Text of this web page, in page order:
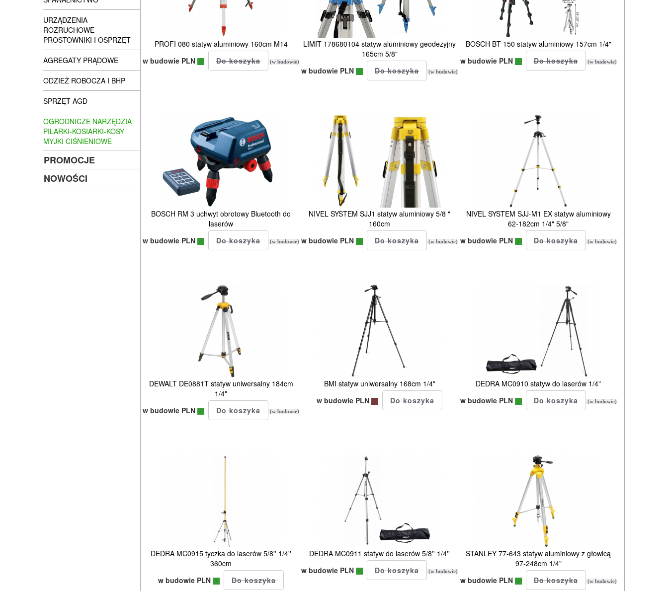
URZĄDZENIA
ROZRUCHOWE
PROSTOWNIKI I OSPRZĘT
AGREGATY PRĄDOWE
ODZIEŻ ROBOCZA I BHP
SPRZĘT AGD
OGRODNICZE NARZĘDZIA
PILARKI-KOSIARKI-KOSY
MYJKI CIŚNIENIOWE
PROMOCJE
NOWOŚCI
PROFI 080 statyw aluminiowy 160cm M14
w budowie PLN
(w budowie)
LIMIT 178680104 statyw aluminiowy geodezyjny
165cm 5/8"
w budowie PLN
(w budowie)
BOSCH BT 150 statyw aluminiowy 157cm 1/4"
w budowie PLN
(w budowie)
BOSCH RM 3 uchwyt obrotowy Bluetooth do
laserów
w budowie PLN
(w budowie)
NIVEL SYSTEM SJJ1 statyw aluminiowy 5/8 "
160cm
w budowie PLN
(w budowie)
NIVEL SYSTEM SJJ-M1 EX statyw aluminiowy
62-182cm 1/4" 5/8"
w budowie PLN
(w budowie)
DEWALT DE0881T statyw uniwersalny 184cm
1/4"
w budowie PLN
(w budowie)
BMI statyw uniwersalny 168cm 1/4"
w budowie PLN
DEDRA MC0910 statyw do laserów 1/4"
w budowie PLN
(w budowie)
DEDRA MC0915 tyczka do laserów 5/8'' 1/4''
360cm
w budowie PLN
DEDRA MC0911 statyw do laserów 5/8'' 1/4''
w budowie PLN
(w budowie)
STANLEY 77-643 statyw aluminiowy z głowicą
97-248cm 1/4"
w budowie PLN
(w budowie)